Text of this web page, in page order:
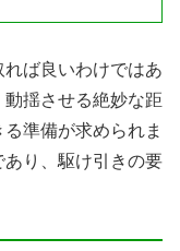
ば良いわけではあ
揺させる絶妙な距
準備が求められま
り、駆け引きの要